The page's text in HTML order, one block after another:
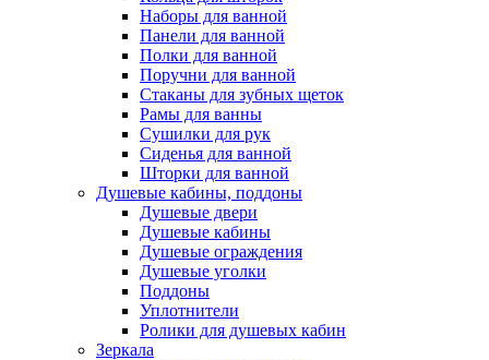
Наборы для ванной
Панели для ванной
Полки для ванной
Поручни для ванной
Стаканы для зубных щеток
Рамы для ванны
Сушилки для рук
Сиденья для ванной
Шторки для ванной
Душевые кабины, поддоны
Душевые двери
Душевые кабины
Душевые ограждения
Душевые уголки
Поддоны
Уплотнители
Ролики для душевых кабин
Зеркала